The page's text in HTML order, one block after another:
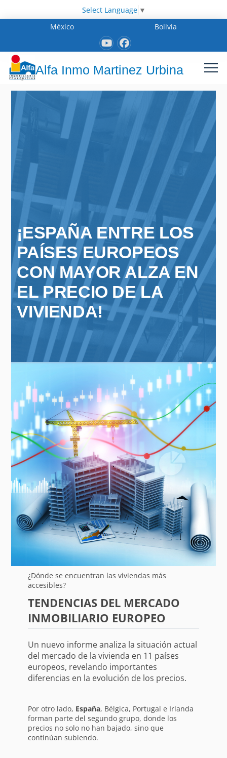
Select Language ▼
México
Bolivia
Alfa Inmo Martinez Urbina
¡ESPAÑA ENTRE LOS
PAÍSES EUROPEOS
CON MAYOR ALZA EN
EL PRECIO DE LA
VIVIENDA!
¿Dónde se encuentran las viviendas más
accesibles?
TENDENCIAS DEL MERCADO
INMOBILIARIO EUROPEO
Un nuevo informe analiza la situación actual
del mercado de la vivienda en 11 países
europeos, revelando importantes
diferencias en la evolución de los precios.
Por otro lado, España, Bélgica, Portugal e Irlanda
forman parte del segundo grupo, donde los
precios no solo no han bajado, sino que
continúan subiendo.